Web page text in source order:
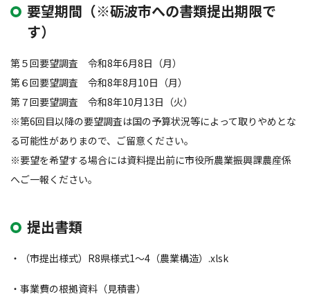
要望期間（※砺波市への書類提出期限で
す）
第５回要望調査 令和8年6月8日（月）
第６回要望調査 令和8年8月10日（月）
第７回要望調査 令和8年10月13日（火）
※第6回目以降の要望調査は国の予算状況等によって取りやめとな
る可能性がありまので、ご留意ください。
※要望を希望する場合には資料提出前に市役所農業振興課農産係
へご一報ください。
提出書類
・（市提出様式）R8県様式1～4（農業構造）.xlsk
・事業費の根拠資料（見積書）